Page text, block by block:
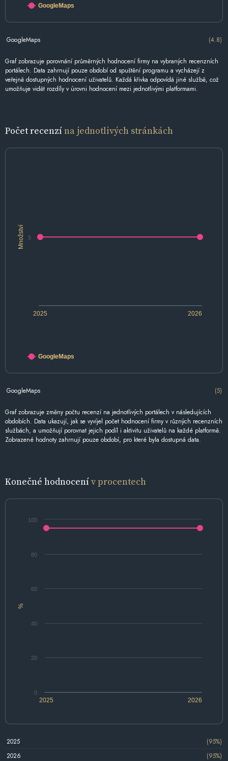
GoogleMaps
GoogleMaps (4.8)
Graf zobrazuje porovnání průměrných hodnocení firmy na vybraných recenzních
portálech. Data zahrnují pouze období od spuštění programu a vycházejí z
veřejně dostupných hodnocení uživatelů. Každá křivka odpovídá jiné službě, což
umožňuje vidět rozdíly v úrovni hodnocení mezi jednotlivými platformami.
Počet recenzína jednotlivých stránkách
Množství
2025 2026
5
GoogleMaps
GoogleMaps (5)
Graf zobrazuje změny počtu recenzí na jednotlivých portálech v následujících
obdobích. Data ukazují, jak se vyvíjel počet hodnocení firmy v různých recenzních
službách, a umožňují porovnat jejich podíl i aktivitu uživatelů na každé platformě.
Zobrazené hodnoty zahrnují pouze období, pro které byla dostupná data.
Konečné hodnocenív procentech
%
2025 2026
0
20
40
60
80
100
2025
(95%)
2026
(95%)